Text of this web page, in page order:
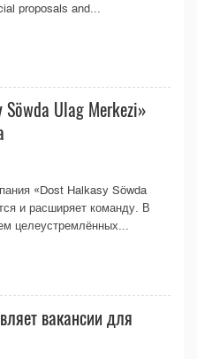
proposals and...
Ulag Merkezi»
«Dost Halkasy Söwda
и расширяет команду. В
целеустремлённых...
вакансии для